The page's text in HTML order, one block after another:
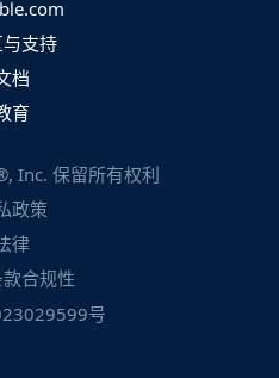
支持
档
育
Inc. 保留所有权利
政策
律
合规性
号